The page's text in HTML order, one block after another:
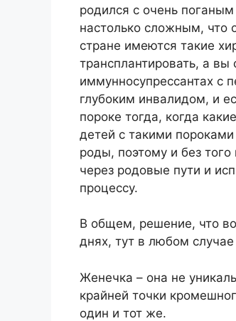
родился с очень
настолько сложным, что
стране имеются такие
трансплантировать, а
иммунносупрессантах с
глубоким инвалидом, и
пороке тогда, когда
детей с такими
роды, поэтому и без
через родовые пути и
процессу.
В общем, решение, что
днях, тут в любом
Женечка – она не
крайней точки
один и тот же.